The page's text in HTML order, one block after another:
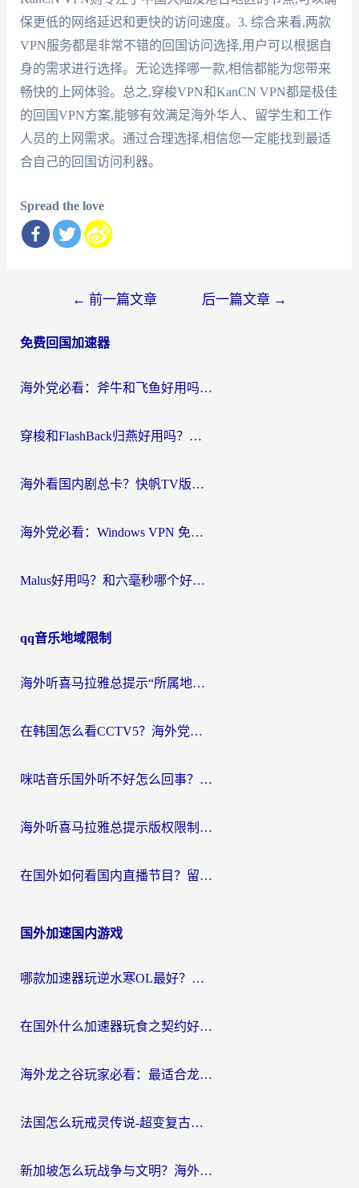
保更低的网络延迟和更快的访问速度。3. 综合来看,两款
VPN服务都是非常不错的回国访问选择,用户可以根据自
身的需求进行选择。无论选择哪一款,相信都能为您带来
畅快的上网体验。总之,穿梭VPN和KanCN VPN都是极佳
的回国VPN方案,能够有效满足海外华人、留学生和工作
人员的上网需求。通过合理选择,相信您一定能找到最适
合自己的回国访问利器。
Spread the love
导
← 前一篇文章 后一篇文章 →
免费回国加速器
海外党必看：斧牛和飞鱼好用吗？3步选对回国加速器，无缝刷剧玩国服
穿梭和FlashBack归燕好用吗？海外党亲测3款热门回国加速器，教你选对不踩坑
海外看国内剧总卡？快帆TV版VPN好用吗？和快滚VPN对比哪个回国效果更好？
海外党必看：Windows VPN 免费？别踩坑！教你选对好用的国内加速器无缝回国
Malus好用吗？和六毫秒哪个好？海外党选回国加速器的避坑指南
qq音乐地域限制
海外听喜马拉雅总提示“所属地区暂时无版权”？这个限制解除方法亲测有效！
在韩国怎么看CCTV5？海外党体育赛事+中文解说观看终极指南
咪咕音乐国外听不好怎么回事？海外党听歌自由的终极解决方案来了
海外听喜马拉雅总提示版权限制？3步解决+2个音乐平台问题全攻略
在国外如何看国内直播节目？留学生亲测有效的追剧加速指南
国外加速国内游戏
哪款加速器玩逆水寒OL最好？海外党实测后的终极选择指南
在国外什么加速器玩食之契约好用？海外党亲测有效的国服游戏加速指南
海外龙之谷玩家必看：最适合龙之谷的加速器，解决延迟卡顿还能畅玩幻书启示录和梦幻西游？
法国怎么玩戒灵传说-超变复古传奇？海外玩家国服游戏加速终极指南
新加坡怎么玩战争与文明？海外党国服游戏加速器终极避坑指南